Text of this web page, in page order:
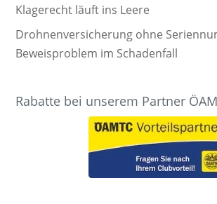
Klagerecht läuft ins Leere
Drohnenversicherung ohne
Beweisproblem im Schadenfall
Rabatte bei unserem Partner